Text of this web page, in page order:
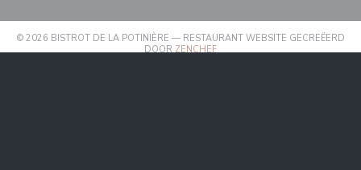
© 2026 BISTROT DE LA POTINIÈRE — RESTAURANT WEBSITE GECREËERD
DOORZENCHEF((OPENT IN EEN NIEUW